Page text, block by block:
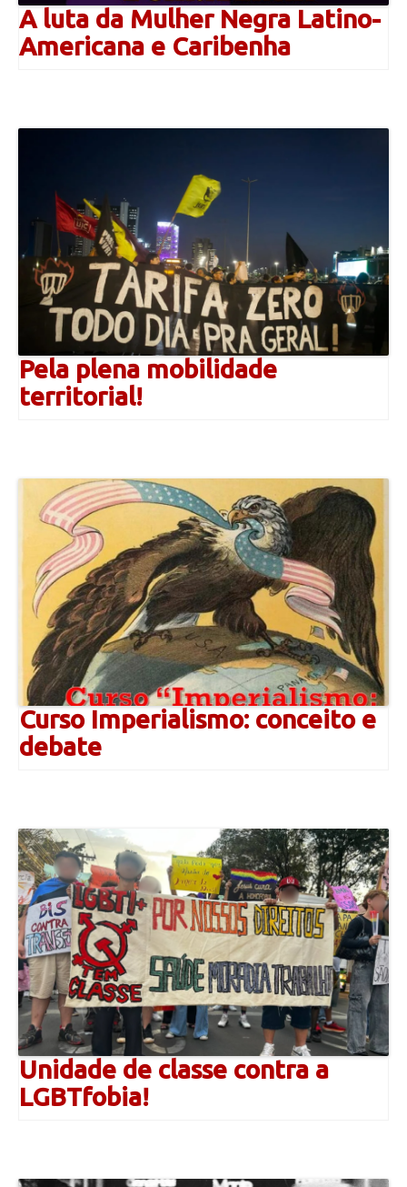
A luta da Mulher Negra Latino-
Americana e Caribenha
Pela plena mobilidade
territorial!
Curso Imperialismo: conceito e
debate
Unidade de classe contra a
LGBTfobia!